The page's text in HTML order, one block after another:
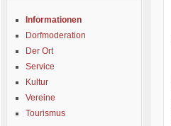
Informationen
Dorfmoderation
Der Ort
Service
Kultur
Vereine
Tourismus